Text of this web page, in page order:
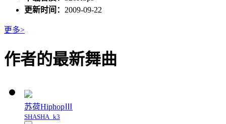
更新时间： 2009-09-22
更多>
作者的最新舞曲
苏荷HiphopⅢ
SHASHA_k3